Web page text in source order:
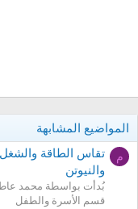
المواضيع المشابهة
م
تقاس الطاقة
والنيوتن
بُدأت بواسطة محمد
قسم الأسرة والطفل